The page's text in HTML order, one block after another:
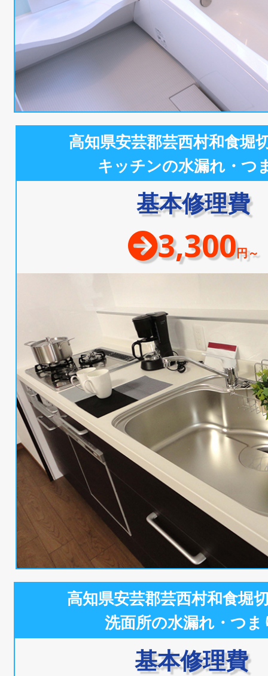
高知県安芸郡芸西村和食堀
キッチンの水漏れ・つ
基本修理費
3,300円～
高知県安芸郡芸西村和食堀
洗面所の水漏れ・つま
基本修理費